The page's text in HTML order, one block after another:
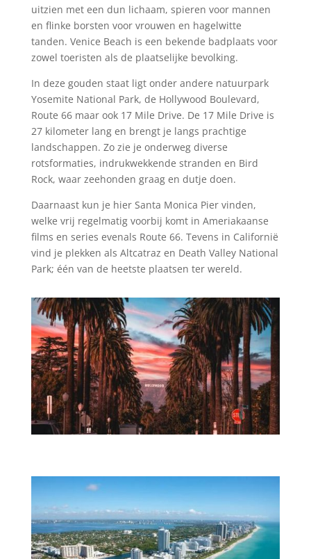
uitzien met een dun lichaam, spieren voor mannen
en flinke borsten voor vrouwen en hagelwitte
tanden. Venice Beach is een bekende badplaats voor
zowel toeristen als de plaatselijke bevolking.
In deze gouden staat ligt onder andere natuurpark
Yosemite National Park, de Hollywood Boulevard,
Route 66 maar ook 17 Mile Drive. De 17 Mile Drive is
27 kilometer lang en brengt je langs prachtige
landschappen. Zo zie je onderweg diverse
rotsformaties, indrukwekkende stranden en Bird
Rock, waar zeehonden graag en dutje doen.
Daarnaast kun je hier Santa Monica Pier vinden,
welke vrij regelmatig voorbij komt in Ameriakaanse
films en series evenals Route 66. Tevens in Californië
vind je plekken als Altcatraz en Death Valley National
Park; één van de heetste plaatsen ter wereld.